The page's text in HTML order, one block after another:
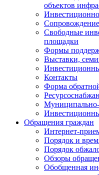
объектов
Свободные
площадки
Формы
Выставки,
Контакты
Форма
Муниципально-
Обращения граждан
Интернет-
Порядок и
Порядок
Обзоры
Обобщенная